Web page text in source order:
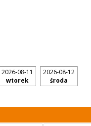
2026-08-11
wtorek
2026-08-12
środa